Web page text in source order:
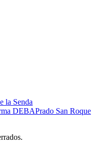
la Senda
DEBAPrado San Roque